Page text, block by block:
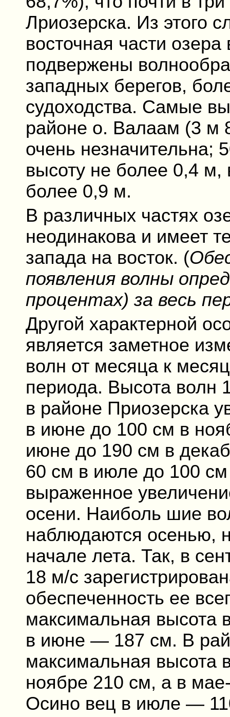
Лриозерска. Из этого
восточная части
подвержены
западных берегов,
судоходства. Самые
районе о. Валаам (3 м
очень незначительна;
высоту не более 0,4
более 0,9 м.
В различных частях
неодинакова и имеет
запада на восток. (
появления волны
процентах) за весь
Другой характерной
является заметное
волн от месяца к
периода. Высота волн
в районе Приозерска
в июне до 100 см в
июне до 190 см в
60 см в июле до 100
выраженное
осени. Наиболь шие
наблюдаются осенью,
начале лета. Так, в
18 м/с
обеспеченность ее
максимальная высота
в июне — 187 см. В
максимальная высота
ноябре 210 см, а в
Осино вец в июле —